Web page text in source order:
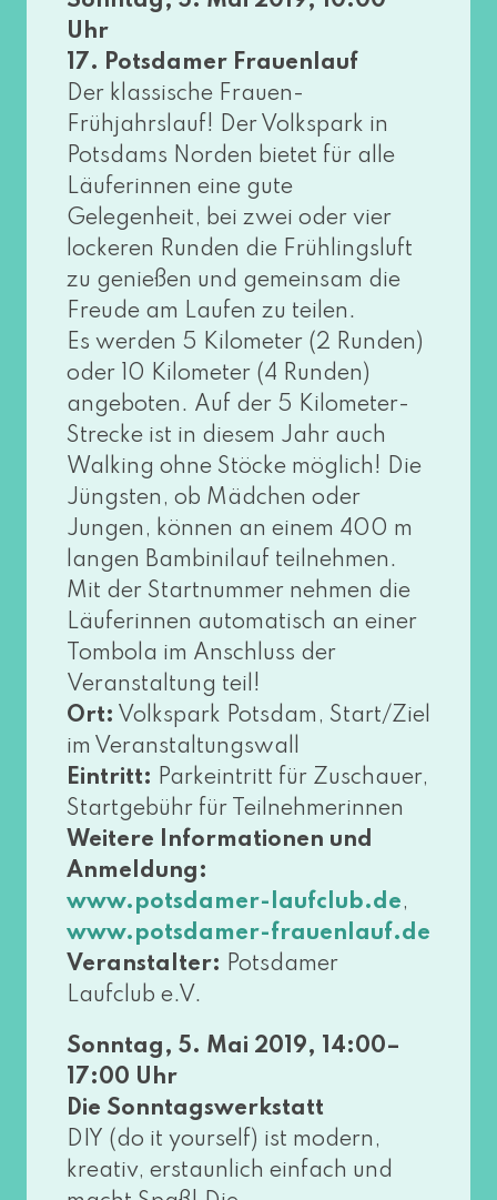
Uhr
17. Potsdamer Frauenlauf
Der klas­si­sche Frauen-
Frühjahrslauf! Der Volkspark in
Potsdams Norden bie­tet für alle
Läuferinnen eine gute
Gelegenheit, bei zwei oder vier
locke­ren Runden die Frühlingsluft
zu genie­ßen und gemein­sam die
Freude am Laufen zu tei­len.
Es wer­den 5 Kilometer (2 Runden)
oder 10 Kilometer (4 Runden)
ange­bo­ten. Auf der 5 Kilometer-
Strecke ist in die­sem Jahr auch
Walking ohne Stöcke mög­lich! Die
Jüngsten, ob Mädchen oder
Jungen, kön­nen an einem 400 m
lan­gen Bambinilauf teil­neh­men.
Mit der Startnummer neh­men die
Läuferinnen auto­ma­tisch an einer
Tombola im Anschluss der
Veranstaltung teil!
Ort: Volkspark Potsdam, Start/Ziel
im Veranstaltungswall
Eintritt: Parkeintritt für Zuschauer,
Startgebühr für Teilnehmerinnen
Weitere Informationen und
Anmeldung:
www​.pots​da​mer​-lauf​club​.de,
www​.pots​da​mer​-frau​en​lauf​.de
Veranstalter: Potsdamer
Laufclub e.V.
Sonntag, 5. Mai 2019, 14:00–
17:00 Uhr
Die Sonntagswerkstatt
DIY (do it yours­elf) ist modern,
krea­tiv, erstaun­lich ein­fach und